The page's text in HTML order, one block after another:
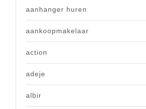
aanhanger huren
aankoopmakelaar
action
adeje
albir